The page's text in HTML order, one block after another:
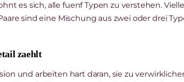
es sich, alle fuenf Typen zu verstehen.
sind eine Mischung aus zwei oder drei
zaehlt
und arbeiten hart daran, sie zu